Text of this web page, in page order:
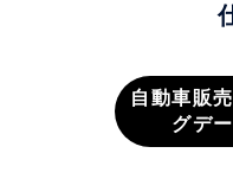
自動車販
グデ